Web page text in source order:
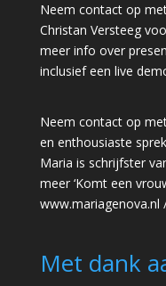
Neem contact op
Christan Versteeg
meer info over
inclusief een live
Neem contact op
en enthousiaste
Maria is schrijfster
meer ‘Komt een
www.mariagenova.nl
Met dank